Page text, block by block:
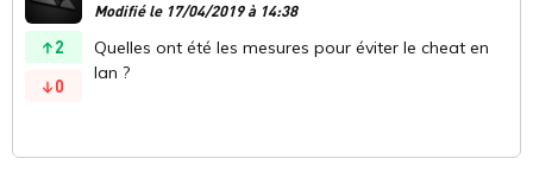
2
0
Modifié le 17/04/2019 à 14:38
Quelles ont été les mesures pour éviter le cheat en
lan ?